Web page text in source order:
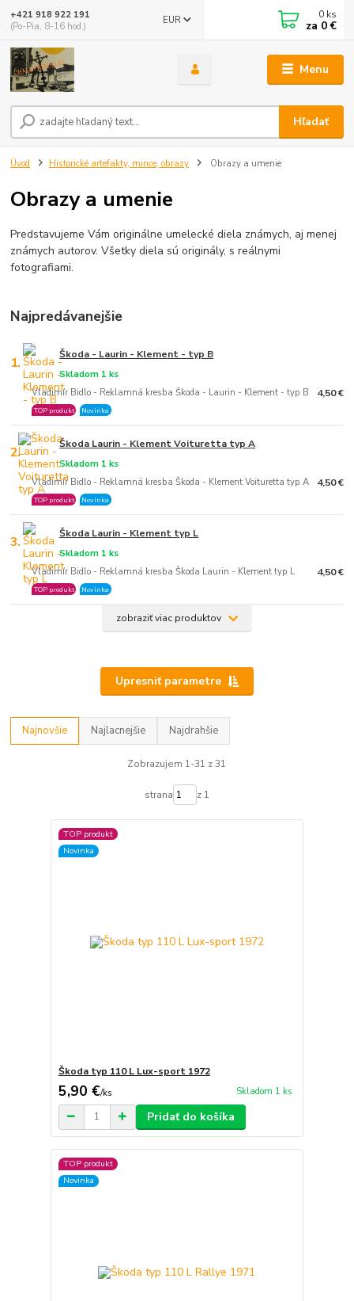
Menu
EUR
Hľadať
+421 918 922 191
(Po-Pia, 8-16 hod.)
0 ks
za 0 €
Úvod Historické artefakty, mince, obrazy Obrazy a umenie
Obrazy a umenie
Predstavujeme Vám originálne umelecké diela známych, aj menej
známych autorov. Všetky diela sú originály, s reálnymi
fotografiami.
Najpredávanejšie
1. Škoda - Laurin - Klement - typ B
Vladimír Bidlo - Reklamná kresba Škoda - Laurin - Klement - typ B
Skladom 1 ks
TOP produkt Novinka
4,50 €
2. Škoda Laurin - Klement Voituretta typ A
Vladimír Bidlo - Reklamná kresba Škoda - Klement Voituretta typ A
Skladom 1 ks
TOP produkt Novinka
4,50 €
3. Škoda Laurin - Klement typ L
Vladimír Bidlo - Reklamná kresba Škoda Laurin - Klement typ L
Skladom 1 ks
TOP produkt Novinka
4,50 €
zobraziť viac produktov
Upresniť parametre
Najnovšie Najlacnejšie Najdrahšie
Zobrazujem 1-31 z 31
strana z 1
TOP produkt
Novinka
Škoda typ 110 L Lux-sport 1972
5,90 €/ks Skladom 1 ks
Pridať do košíka
TOP produkt
Novinka